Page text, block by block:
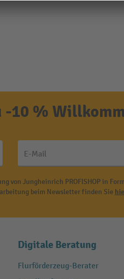
10 %
E-Mail
von Jungheinrich PROFISHOP in
beim Newsletter finden Sie
Digitale Beratung
Flurförderzeug-Berater